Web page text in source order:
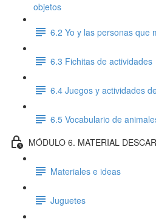
objetos
6.2 Yo y las personas que
6.3 Fichitas de actividades
6.4 Juegos y actividades
6.5 Vocabulario de
MÓDULO 6. MATERIAL
Materiales e ideas
Juguetes